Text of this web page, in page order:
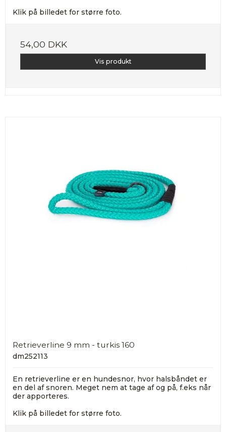
Klik på billedet for større foto.
54,00 DKK
Vis produkt
Retrieverline 9 mm - turkis 160
dm252113
En retrieverline er en hundesnor, hvor halsbåndet er
en del af snoren. Meget nem at tage af og på, f.eks når
der apporteres.
Klik på billedet for større foto.